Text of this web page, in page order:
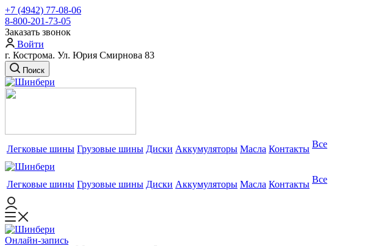
+7 (4942) 77-08-06
8-800-201-73-05
Заказать звонок
Войти
г. Кострома. Ул. Юрия Смирнова 83
Поиск
Легковые шины Грузовые шины Диски Аккумуляторы Масла Контакты Все
Легковые шины Грузовые шины Диски Аккумуляторы Масла Контакты Все
Онлайн-запись